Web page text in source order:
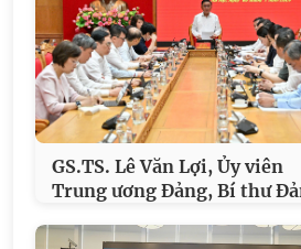
GS.TS. Lê Văn Lợi, Ủy viên
Trung ương Đảng, Bí thư